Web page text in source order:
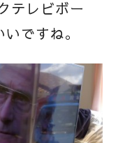
テレビボー
ですね。